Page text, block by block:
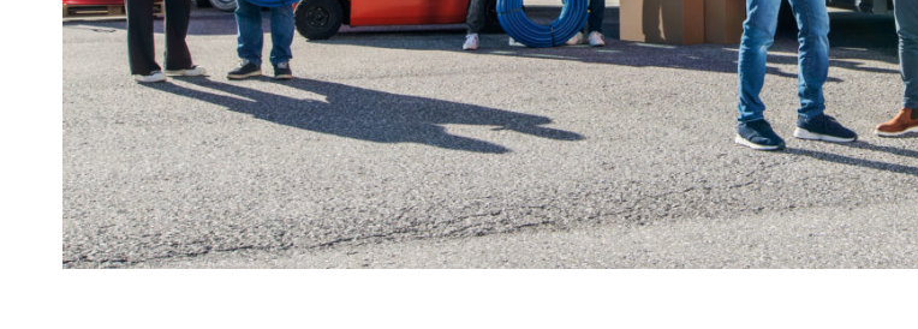
Automatenplatten
Steinwolle
Zubehör